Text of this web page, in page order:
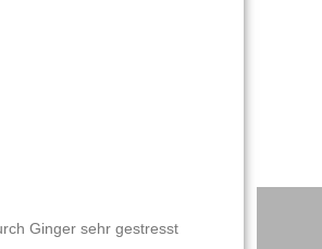
Ginger sehr gestresst